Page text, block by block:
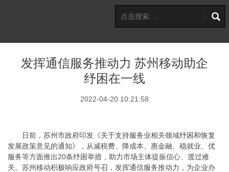
发挥通信服务推动力 苏州移动助企
纾困在一线
2022-04-20 10:21:58
日前，苏州市政府印发《关于支持服务业相关领域纾困和恢复
发展政策意见的通知》，从减税费、降成本、惠金融、稳就业、优
服务等方面推出20条纾困举措，助力市场主体提振信心、渡过难
关。苏州移动积极响应政府号召，发挥通信服务推动力，为企业办